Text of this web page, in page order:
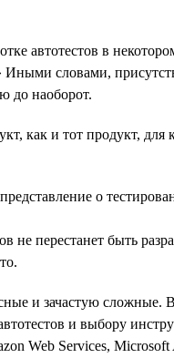
автотестов в
Иными словами,
до наоборот.
как и тот продукт, для
о
не перестанет быть
и зачастую
и выбору
Web Services,